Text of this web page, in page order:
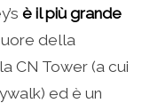
è il più grande
della
CN Tower (a cui
ed è un